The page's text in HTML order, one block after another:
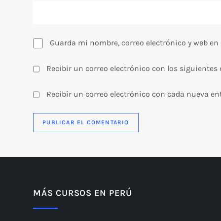
d
a
s
Guarda mi nombre, correo electrónico y web
Recibir un correo electrónico con los
Recibir un correo electrónico con cada nueva
MÁS CURSOS EN PERÚ